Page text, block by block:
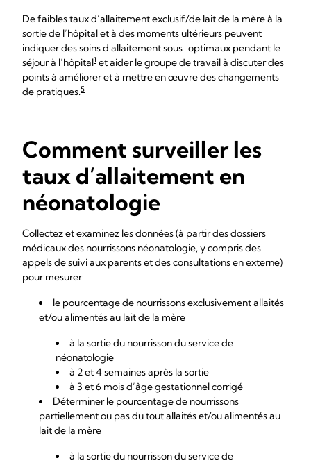
De faibles taux d’allaitement exclusif/de lait de la mère à la
sortie de l’hôpital et à des moments ultérieurs peuvent
indiquer des soins d'allaitement sous-optimaux pendant le
séjour à l’hôpital1 et aider le groupe de travail à discuter des
points à améliorer et à mettre en œuvre des changements
de pratiques.5
Comment surveiller les
taux d’allaitement en
néonatologie
Collectez et examinez les données (à partir des dossiers
médicaux des nourrissons néonatologie, y compris des
appels de suivi aux parents et des consultations en externe)
pour mesurer
le pourcentage de nourrissons exclusivement allaités
et/ou alimentés au lait de la mère
à la sortie du nourrisson du service de
néonatologie
à 2 et 4 semaines après la sortie
à 3 et 6 mois d’âge gestationnel corrigé
Déterminer le pourcentage de nourrissons
partiellement ou pas du tout allaités et/ou alimentés au
lait de la mère
à la sortie du nourrisson du service de